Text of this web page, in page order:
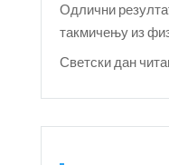
Одлични
такмичењу из
Светски дан